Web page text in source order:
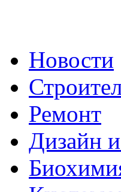
Новости
Ремонт
Дизайн